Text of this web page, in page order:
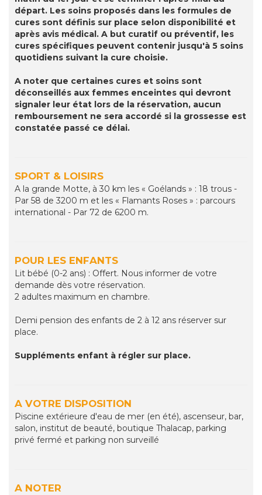
départ. Les soins proposés dans les formules de
cures sont définis sur place selon disponibilité et
après avis médical. A but curatif ou préventif, les
cures spécifiques peuvent contenir jusqu'à 5 soins
quotidiens suivant la cure choisie.
A noter que certaines cures et soins sont
déconseillés aux femmes enceintes qui devront
signaler leur état lors de la réservation, aucun
remboursement ne sera accordé si la grossesse est
constatée passé ce délai.
SPORT & LOISIRS
A la grande Motte, à 30 km les « Goélands » : 18 trous -
Par 58 de 3200 m et les « Flamants Roses » : parcours
international - Par 72 de 6200 m.
POUR LES ENFANTS
Lit bébé (0-2 ans) : Offert. Nous informer de votre
demande dès votre réservation.
2 adultes maximum en chambre.
Demi pension des enfants de 2 à 12 ans réserver sur
place.
Suppléments enfant à régler sur place.
A VOTRE DISPOSITION
Piscine extérieure d'eau de mer (en été), ascenseur, bar,
salon, institut de beauté, boutique Thalacap, parking
privé fermé et parking non surveillé
A NOTER